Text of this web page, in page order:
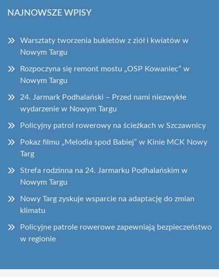
NAJNOWSZE WPISY
Warsztaty tworzenia bukietów z ziół i kwiatów w
Nowym Targu
Rozpoczyna się remont mostu „OSP Kowaniec” w
Nowym Targu
24. Jarmark Podhalański – Przed nami niezwykłe
wydarzenie w Nowym Targu
Policyjny patrol rowerowy na ścieżkach w Szczawnicy
Pokaz filmu „Melodia spod Babiej” w Kinie MCK Nowy
Targ
Strefa rodzinna na 24. Jarmarku Podhalańskim w
Nowym Targu
Nowy Targ zyskuje wsparcie na adaptację do zmian
klimatu
Policyjne patrole rowerowe zapewniają bezpieczeństwo
w regionie